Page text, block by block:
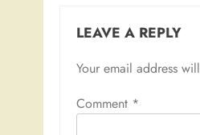
LEAVE A REPLY
Your email address
Comment *